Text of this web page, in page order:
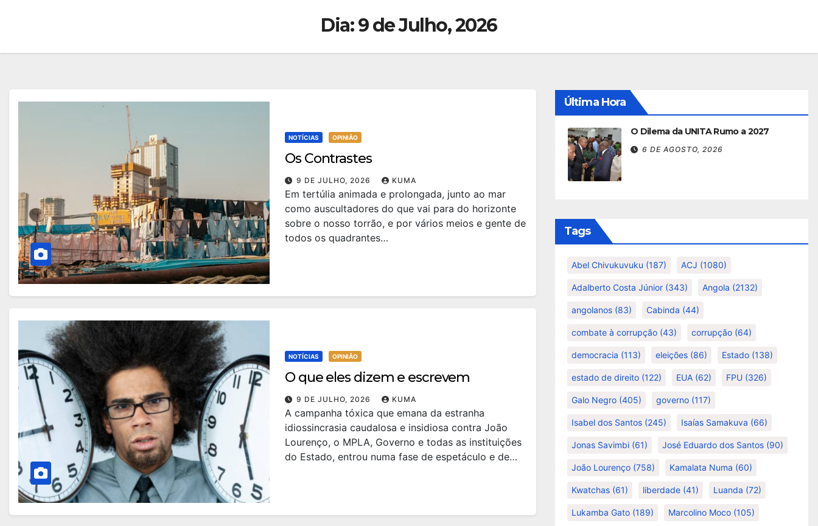
Dia:9 de Julho, 2026
NOTÍCIAS OPINIÃO
Os Contrastes
9 DE JULHO, 2026 KUMA
Em tertúlia animada e prolongada, junto ao mar
como auscultadores do que vai para do horizonte
sobre o nosso torrão, e por vários meios e gente de
todos os quadrantes…
NOTÍCIAS OPINIÃO
O que eles dizem e escrevem
9 DE JULHO, 2026 KUMA
A campanha tóxica que emana da estranha
idiossincrasia caudalosa e insidiosa contra João
Lourenço, o MPLA, Governo e todas as instituições
do Estado, entrou numa fase de espetáculo e de…
Última Hora
O Dilema da UNITA Rumo a 2027
6 DE AGOSTO, 2026
Tags
Abel Chivukuvuku (187) ACJ (1080)
Adalberto Costa Júnior (343) Angola (2132)
angolanos (83) Cabinda (44)
combate à corrupção (43) corrupção (64)
democracia (113) eleições (86) Estado (138)
estado de direito (122) EUA (62) FPU (326)
Galo Negro (405) governo (117)
Isabel dos Santos (245) Isaías Samakuva (66)
Jonas Savimbi (61) José Eduardo dos Santos (90)
João Lourenço (758) Kamalata Numa (60)
Kwatchas (61) liberdade (41) Luanda (72)
Lukamba Gato (189) Marcolino Moco (105)